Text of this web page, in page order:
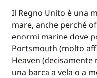
Il Regno Unito è una
mare, anche perché
enormi marine dove
Portsmouth (molto
Heaven
una barca a vela o a